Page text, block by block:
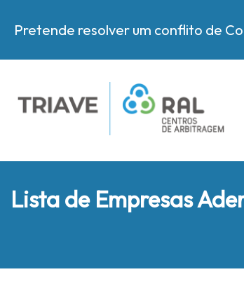
Pretende resolver um conflito de
Lista de Empresas